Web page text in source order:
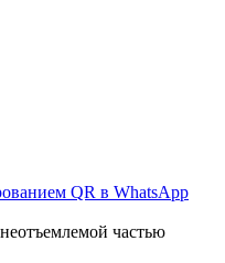
QR в WhatsApp
частью